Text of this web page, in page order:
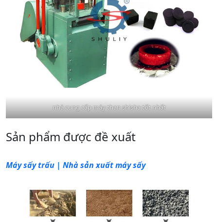
nhà cung cấp máy than shisha tốt nhất
Sản phẩm được đề xuất
Máy sấy trấu | Nhà sản xuất máy sấy